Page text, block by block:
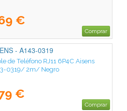
€
Comprar
- A143-0319
de Teléfono RJ11 6P4C Aisens
0319/ 2m/ Negro
€
Comprar